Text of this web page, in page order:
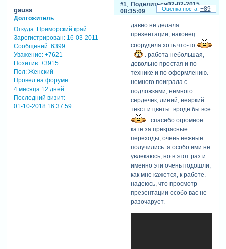
Поделиться
1
02-02-2015
08:35:09
gauss
Долгожитель
Откуда:Приморский край
Зарегистрирован: 16-03-2011
Сообщений:6399
Уважение: +7621
Позитив: +3915
Пол:Женский
Провел на форуме:
4 месяца 12 дней
Последний визит:
01-10-2018 16:37:59
давно не делала
презентации, наконец
соорудила хоть что-то
. работа небольшая,
довольно простая и по
технике и по оформлению.
немного поиграла с
подложками, немного
сердечек, линий, неяркий
текст и цветы. вроде бы все
. спасибо огромное
кате за прекрасные
переходы, очень нежные
получились. я особо ими не
увлекаюсь, но в этот раз и
именно эти очень подошли,
как мне кажется, к работе.
надеюсь, что просмотр
презентации особо вас не
разочарует.
+89